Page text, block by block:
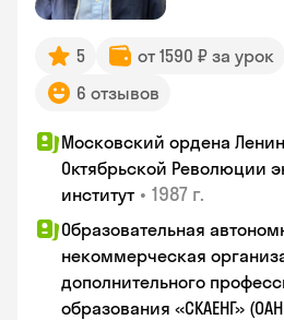
5 от 1590 ₽ за урок
6 отзывов
Московский ордена
Октябрьской Революции
институт • 1987 г.
Образовательная
некоммерческая
дополнительного
образования «СКАЕНГ»